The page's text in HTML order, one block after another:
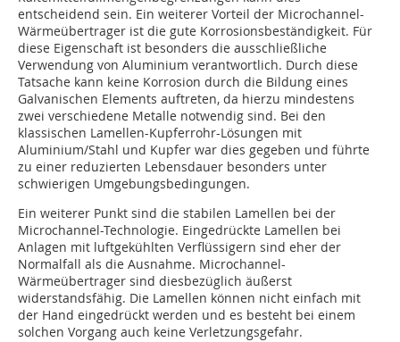
entscheidend sein. Ein weiterer Vorteil der Microchannel-
Wärmeübertrager ist die gute Korrosionsbeständigkeit. Für
diese Eigenschaft ist besonders die ausschließliche
Verwendung von Aluminium verantwortlich. Durch diese
Tatsache kann keine Korrosion durch die Bildung eines
Galvanischen Elements auftreten, da hierzu mindestens
zwei verschiedene Metalle notwendig sind. Bei den
klassischen Lamellen-Kupferrohr-Lösungen mit
Aluminium/Stahl und Kupfer war dies gegeben und führte
zu einer reduzierten Lebensdauer besonders unter
schwierigen Umgebungsbedingungen.
Ein weiterer Punkt sind die stabilen Lamellen bei der
Microchannel-Technologie. Eingedrückte Lamellen bei
Anlagen mit luftgekühlten Verflüssigern sind eher der
Normalfall als die Ausnahme. Microchannel-
Wärmeübertrager sind diesbezüglich äußerst
widerstandsfähig. Die Lamellen können nicht einfach mit
der Hand eingedrückt werden und es besteht bei einem
solchen Vorgang auch keine Verletzungsgefahr.